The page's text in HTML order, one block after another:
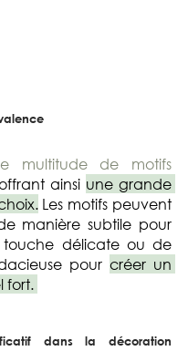
multitude de motifs
ainsi une grande
Les motifs peuvent
manière subtile pour
délicate ou de
pour créer un
fort.
dans la décoration